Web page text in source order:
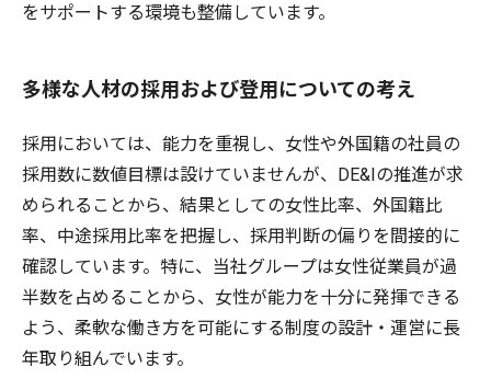
をサポートする環境も整備しています。
多様な人材の採用および登用についての考え
採用においては、能力を重視し、女性や外国籍の社員の
採用数に数値目標は設けていませんが、DE&Iの推進が求
められることから、結果としての女性比率、外国籍比
率、中途採用比率を把握し、採用判断の偏りを間接的に
確認しています。特に、当社グループは女性従業員が過
半数を占めることから、女性が能力を十分に発揮できる
よう、柔軟な働き方を可能にする制度の設計・運営に長
年取り組んでいます。